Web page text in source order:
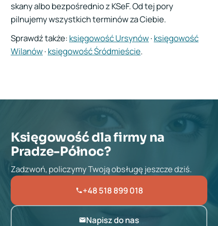
skany albo bezpośrednio z KSeF. Od tej pory
pilnujemy wszystkich terminów za Ciebie.
Sprawdź także: księgowość Ursynów· księgowość
Wilanów· księgowość Śródmieście.
Księgowość dla firmy na
Pradze-Północ?
Zadzwoń, policzymy Twoją obsługę jeszcze dziś.
+48 518 899 018
Napisz do nas